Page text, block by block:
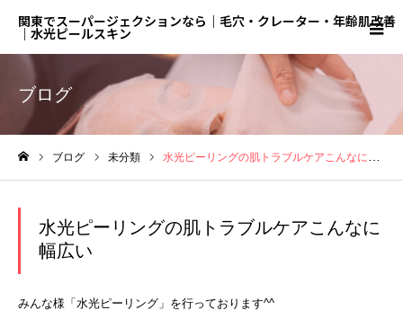
関東でスーパージェクションなら｜毛穴・クレーター・年齢肌改善
｜水光ピールスキン
ブログ
ブログ 未分類 水光ピーリングの肌トラブルケアこんなに幅広い
水光ピーリングの肌トラブルケアこんなに
幅広い
みんな様「水光ピーリング」を行っております^^